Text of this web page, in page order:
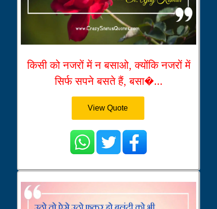
किसी को नजरों में न बसाओ, क्योंकि नजरों में
सिर्फ सपने बसते हैं, बसा�...
View Quote